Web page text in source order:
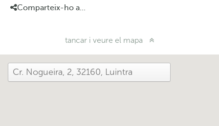
Comparteix-ho a...
tancar i veure el mapa